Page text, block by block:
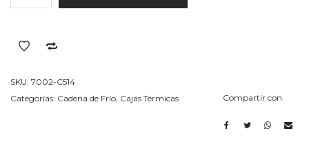
Por
cantidad
SKU: 7002-C514
Categorías: Cadena de Frío Cajas Térmicas Compartir con